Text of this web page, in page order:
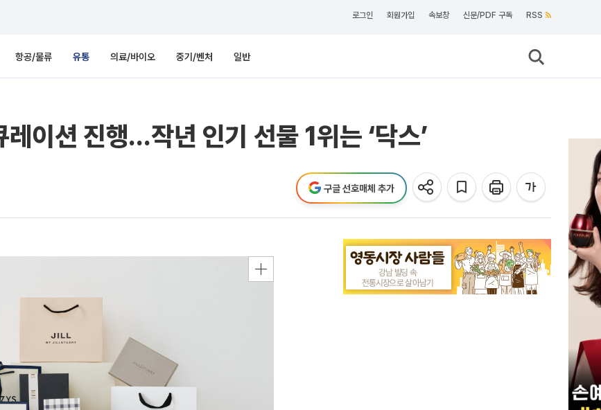
로그인 회원가입 속보창 신문/PDF 구독 RSS
항공/물류 유통 의료/바이오 중기/벤처 일반
이션 진행…작년 인기 선물 1위는 ‘닥스’
구글 선호매체 추가